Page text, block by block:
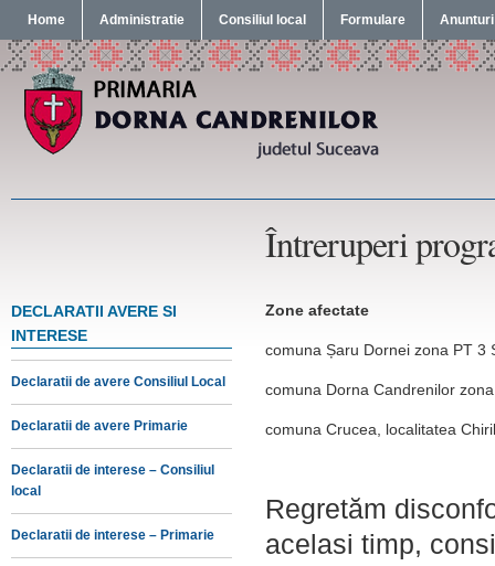
Home Administratie Consiliul local Formulare Anunturi
Întreruperi
DECLARATII AVERE SI
INTERESE
Declaratii de avere Consiliul Local
Declaratii de avere Primarie
Declaratii de interese – Consiliul
local
Declaratii de interese – Primarie
Zone afectate
comuna Șaru Dornei zona PT 3
comuna Dorna Candrenilor
comuna Crucea, localitatea
Regretăm
acelasi timp,